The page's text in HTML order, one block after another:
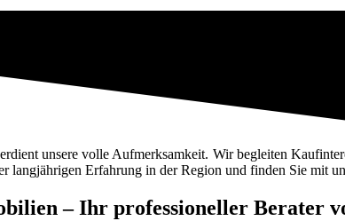
unsere volle Aufmerksamkeit. Wir begleiten
Erfahrung in der Region und finden Sie mit
– Ihr professioneller Berater